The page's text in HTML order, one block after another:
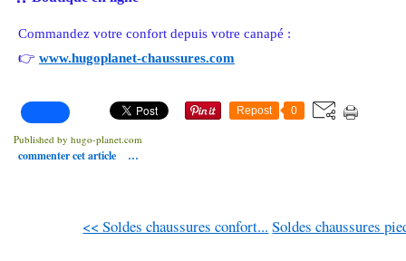
Commandez votre confort depuis votre canapé :
👉 www.hugoplanet-chaussures.com
Repost 0
Published by hugo-planet.com
commenter cet article …
<< Soldes chaussures confort... Soldes chaussures